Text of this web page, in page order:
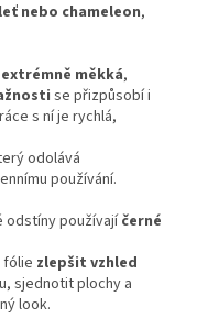
nebo chameleon,
extrémně měkká,
se přizpůsobí i
s ní je rychlá,
odolává
používání.
odstíny používajíčerné
fólie zlepšit vzhled
sjednotit plochy a
look.